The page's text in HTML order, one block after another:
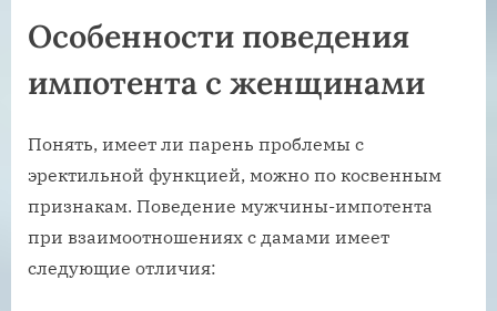
Особенности поведения
импотента с женщинами
Понять, имеет ли парень проблемы с
эректильной функцией, можно по косвенным
признакам. Поведение мужчины-импотента
при взаимоотношениях с дамами имеет
следующие отличия: